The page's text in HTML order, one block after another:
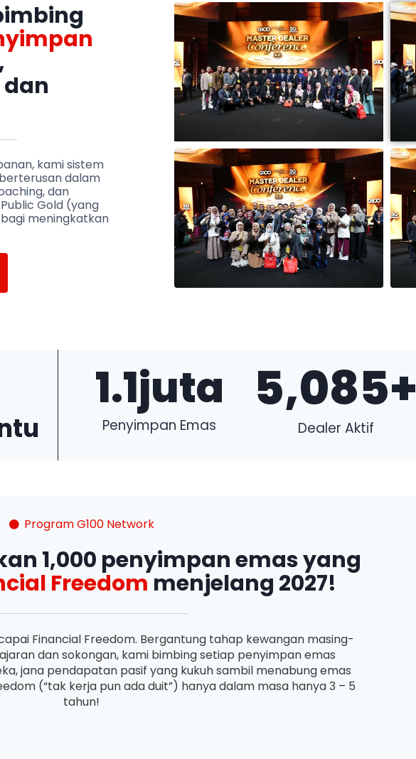
dan
kami sistem
dalam
dan
Gold (yang
meningkatkan
Penyimpan Emas
1.1juta
Dealer Aktif
5,085+
Program G100 Network
1,000 penyimpan emas yang
Freedom menjelang 2027!
Financial Freedom. Bergantung tahap kewangan masing-
dan sokongan, kami bimbing setiap penyimpan emas
jana pendapatan pasif yang kukuh sambil menabung emas
(“tak kerja pun ada duit”) hanya dalam masa hanya 3 – 5
tahun!